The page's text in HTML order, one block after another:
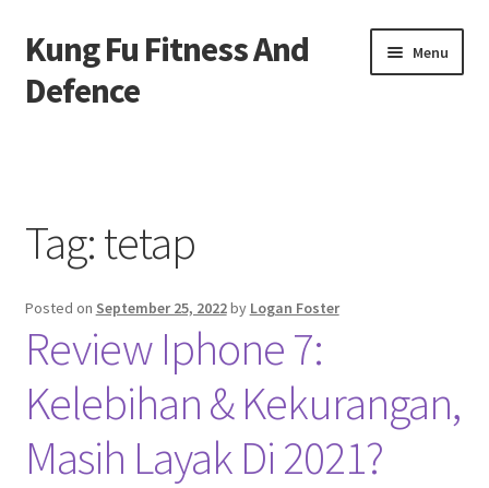
Skip
to
navigation
Skip
to
content
Kung Fu Fitness And
Defence
Menu
Contact us
Privacy Policy
Tag:tetap
Posted on September 25, 2022by Logan Foster
Review Iphone 7:
Kelebihan & Kekurangan,
Masih Layak Di 2021?